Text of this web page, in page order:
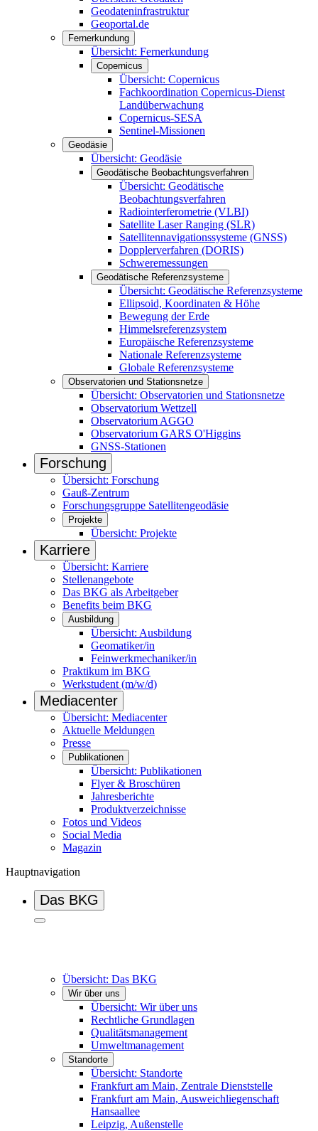
Geodateninfrastruktur
Geoportal.de
Fernerkundung
Übersicht: Fernerkundung
Copernicus
Übersicht: Copernicus
Fachkoordination Copernicus-Dienst
Landüberwachung
Copernicus-SESA
Sentinel-Missionen
Geodäsie
Übersicht: Geodäsie
Geodätische Beobachtungsverfahren
Übersicht: Geodätische
Beobachtungsverfahren
Radiointerferometrie (VLBI)
Satellite Laser Ranging (SLR)
Satellitennavigationssysteme (GNSS)
Dopplerverfahren (DORIS)
Schweremessungen
Geodätische Referenzsysteme
Übersicht: Geodätische Referenzsysteme
Ellipsoid, Koordinaten & Höhe
Bewegung der Erde
Himmelsreferenzsystem
Europäische Referenzsysteme
Nationale Referenzsysteme
Globale Referenzsysteme
Observatorien und Stationsnetze
Übersicht: Observatorien und Stationsnetze
Observatorium Wettzell
Observatorium AGGO
Observatorium GARS O'Higgins
GNSS-Stationen
Forschung
Übersicht: Forschung
Gauß-Zentrum
Forschungsgruppe Satellitengeodäsie
Projekte
Übersicht: Projekte
Karriere
Übersicht: Karriere
Stellenangebote
Das BKG als Arbeitgeber
Benefits beim BKG
Ausbildung
Übersicht: Ausbildung
Geomatiker/in
Feinwerkmechaniker/in
Praktikum im BKG
Werkstudent (m/w/d)
Mediacenter
Übersicht: Mediacenter
Aktuelle Meldungen
Presse
Publikationen
Übersicht: Publikationen
Flyer & Broschüren
Jahresberichte
Produktverzeichnisse
Fotos und Videos
Social Media
Magazin
Hauptnavigation
Das BKG
Übersicht: Das BKG
Wir über uns
Übersicht: Wir über uns
Rechtliche Grundlagen
Qualitätsmanagement
Umweltmanagement
Standorte
Übersicht: Standorte
Frankfurt am Main, Zentrale Dienststelle
Frankfurt am Main, Ausweichliegenschaft
Hansaallee
Leipzig, Außenstelle